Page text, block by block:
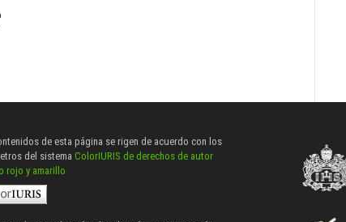
de esta página se rigen de acuerdo con los
del sistemaColorIURIS de derechos de autor
rojo y amarillo